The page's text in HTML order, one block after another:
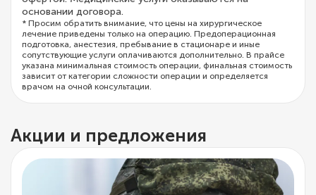
основании договора.
* Просим обратить внимание, что цены на хирургическое
лечение приведены только на операцию. Предоперационная
подготовка, анестезия, пребывание в стационаре и иные
сопутствующие услуги оплачиваются дополнительно. В прайсе
указана минимальная стоимость операции, финальная стоимость
зависит от категории сложности операции и определяется
врачом на очной консультации.
Акции и предложения